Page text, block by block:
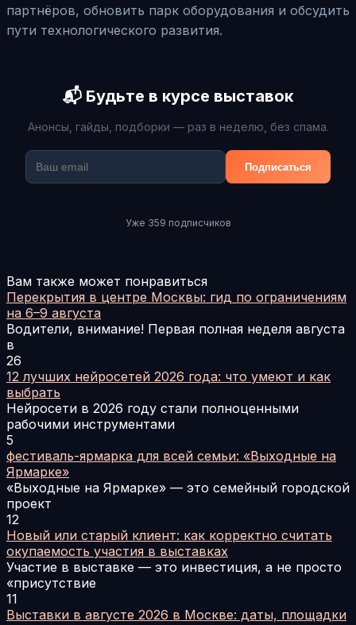
партнёров, обновить парк оборудования и обсудить
пути технологического развития.
📬 Будьте в курсе выставок
Анонсы, гайды, подборки — раз в неделю, без спама.
Подписаться
Уже 359 подписчиков
Вам также может понравиться
Перекрытия в центре Москвы: гид по ограничениям
на 6–9 августа
Водители, внимание! Первая полная неделя августа
в
26
12 лучших нейросетей 2026 года: что умеют и как
выбрать
Нейросети в 2026 году стали полноценными
рабочими инструментами
5
фестиваль-ярмарка для всей семьи: «Выходные на
Ярмарке»
«Выходные на Ярмарке» — это семейный городской
проект
12
Новый или старый клиент: как корректно считать
окупаемость участия в выставках
Участие в выставке — это инвестиция, а не просто
«присутствие
11
Выставки в августе 2026 в Москве: даты, площадки